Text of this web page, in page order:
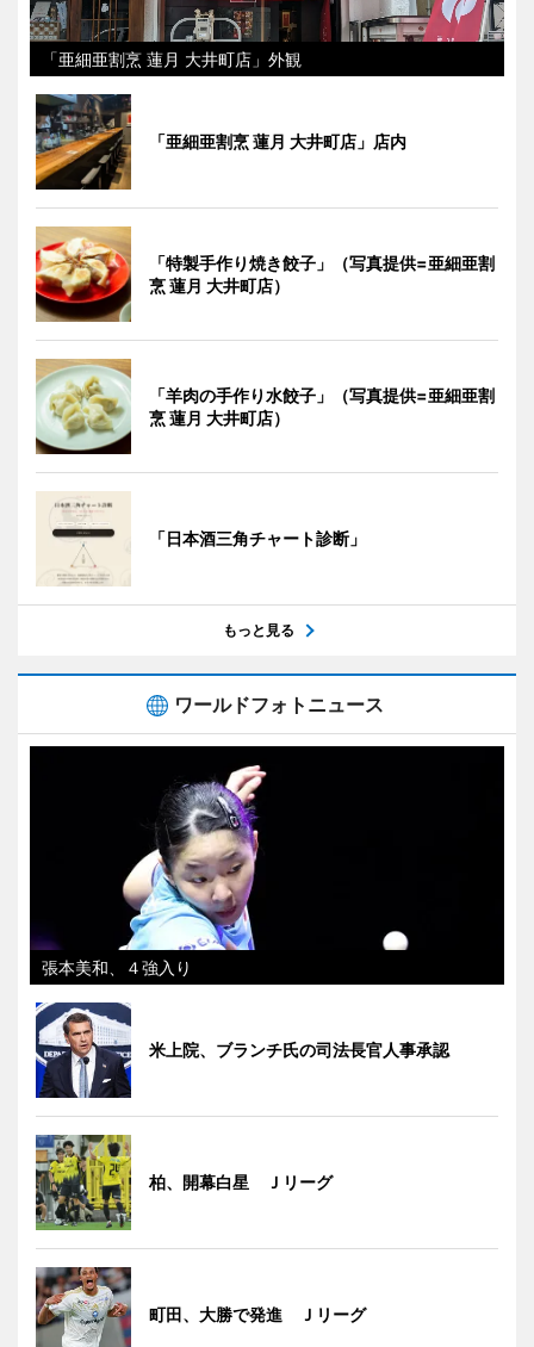
「亜細亜割烹 蓮月 大井町店」外観
「亜細亜割烹 蓮月 大井町店」店内
「特製手作り焼き餃子」（写真提供=亜細亜割
烹 蓮月 大井町店）
「羊肉の手作り水餃子」（写真提供=亜細亜割
烹 蓮月 大井町店）
「日本酒三角チャート診断」
もっと見る
ワールドフォトニュース
張本美和、４強入り
米上院、ブランチ氏の司法長官人事承認
柏、開幕白星 Ｊリーグ
町田、大勝で発進 Ｊリーグ